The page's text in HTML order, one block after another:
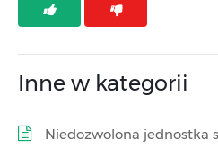
Inne w kategorii
Niedozwolona jednostka